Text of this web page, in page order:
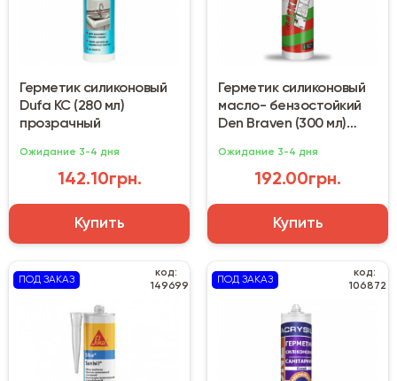
Герметик силиконовый
Dufa КС (280 мл)
прозрачный
Ожидание 3-4 дня
142.10грн.
Купить
Герметик силиконовый
масло- бензостойкий
Den Braven (300 мл)
Ожидание 3-4 дня
192.00грн.
Купить
ПОД ЗАКАЗ
код:
149699
ПОД ЗАКАЗ
код:
106872